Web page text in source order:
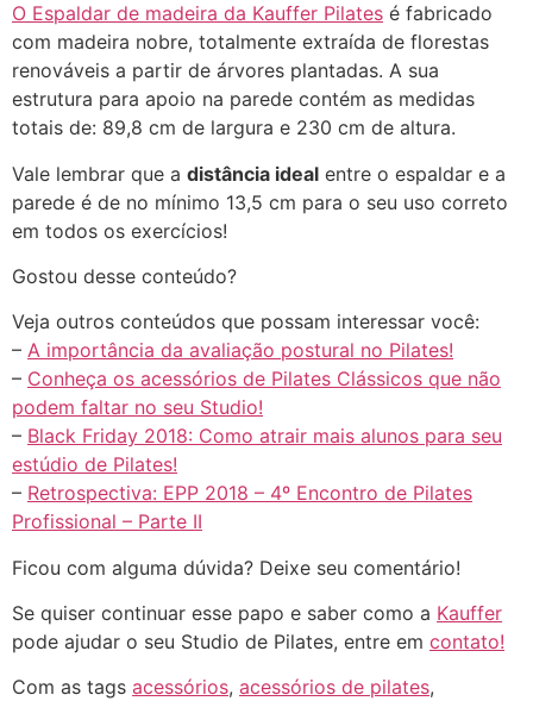
O Espaldar de madeira da Kauffer Pilates é fabricado
com madeira nobre, totalmente extraída de florestas
renováveis a partir de árvores plantadas. A sua
estrutura para apoio na parede contém as medidas
totais de: 89,8 cm de largura e 230 cm de altura.
Vale lembrar que a distância ideal entre o espaldar e a
parede é de no mínimo 13,5 cm para o seu uso correto
em todos os exercícios!
Gostou desse conteúdo?
Veja outros conteúdos que possam interessar você:
– A importância da avaliação postural no Pilates!
– Conheça os acessórios de Pilates Clássicos que não
podem faltar no seu Studio!
– Black Friday 2018: Como atrair mais alunos para seu
estúdio de Pilates!
– Retrospectiva: EPP 2018 – 4º Encontro de Pilates
Profissional – Parte II
Ficou com alguma dúvida? Deixe seu comentário!
Se quiser continuar esse papo e saber como a Kauffer
pode ajudar o seu Studio de Pilates, entre em contato!
Com as tags acessórios, acessórios de pilates,